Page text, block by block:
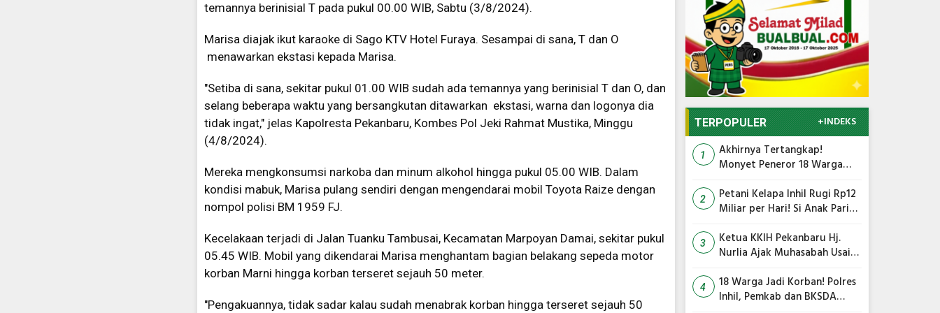
temannya berinisial T pada pukul 00.00 WIB, Sabtu (3/8/2024).
Marisa diajak ikut karaoke di Sago KTV Hotel Furaya. Sesampai di sana, T dan O
menawarkan ekstasi kepada Marisa.
"Setiba di sana, sekitar pukul 01.00 WIB sudah ada temannya yang berinisial T dan O, dan
selang beberapa waktu yang bersangkutan ditawarkan ekstasi, warna dan logonya dia
tidak ingat," jelas Kapolresta Pekanbaru, Kombes Pol Jeki Rahmat Mustika, Minggu
(4/8/2024).
Mereka mengkonsumsi narkoba dan minum alkohol hingga pukul 05.00 WIB. Dalam
kondisi mabuk, Marisa pulang sendiri dengan mengendarai mobil Toyota Raize dengan
nompol polisi BM 1959 FJ.
Kecelakaan terjadi di Jalan Tuanku Tambusai, Kecamatan Marpoyan Damai, sekitar pukul
05.45 WIB. Mobil yang dikendarai Marisa menghantam bagian belakang sepeda motor
korban Marni hingga korban terseret sejauh 50 meter.
"Pengakuannya, tidak sadar kalau sudah menabrak korban hingga terseret sejauh 50
TERPOPULER +INDEKS
1
Akhirnya Tertangkap!
Monyet Peneror 18 Warga
2
Petani Kelapa Inhil Rugi Rp12
Miliar per Hari! Si Anak Parit
Terus Anjlok
3
Ketua KKIH Pekanbaru Hj.
Nurlia Ajak Muhasabah Usai
Serangan Monyet di
Tembilahan
4
18 Warga Jadi Korban! Polres
Inhil, Pemkab dan BKSDA